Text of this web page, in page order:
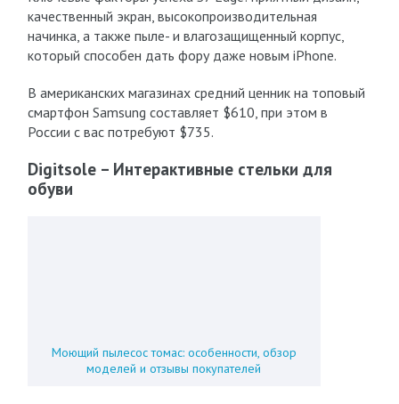
качественный экран, высокопроизводительная
начинка, а также пыле- и влагозащищенный корпус,
который способен дать фору даже новым iPhone.
В американских магазинах средний ценник на топовый
смартфон Samsung составляет $610, при этом в
России с вас потребуют $735.
Digitsole – Интерактивные стельки для
обуви
Моющий пылесос томас: особенности, обзор
моделей и отзывы покупателей